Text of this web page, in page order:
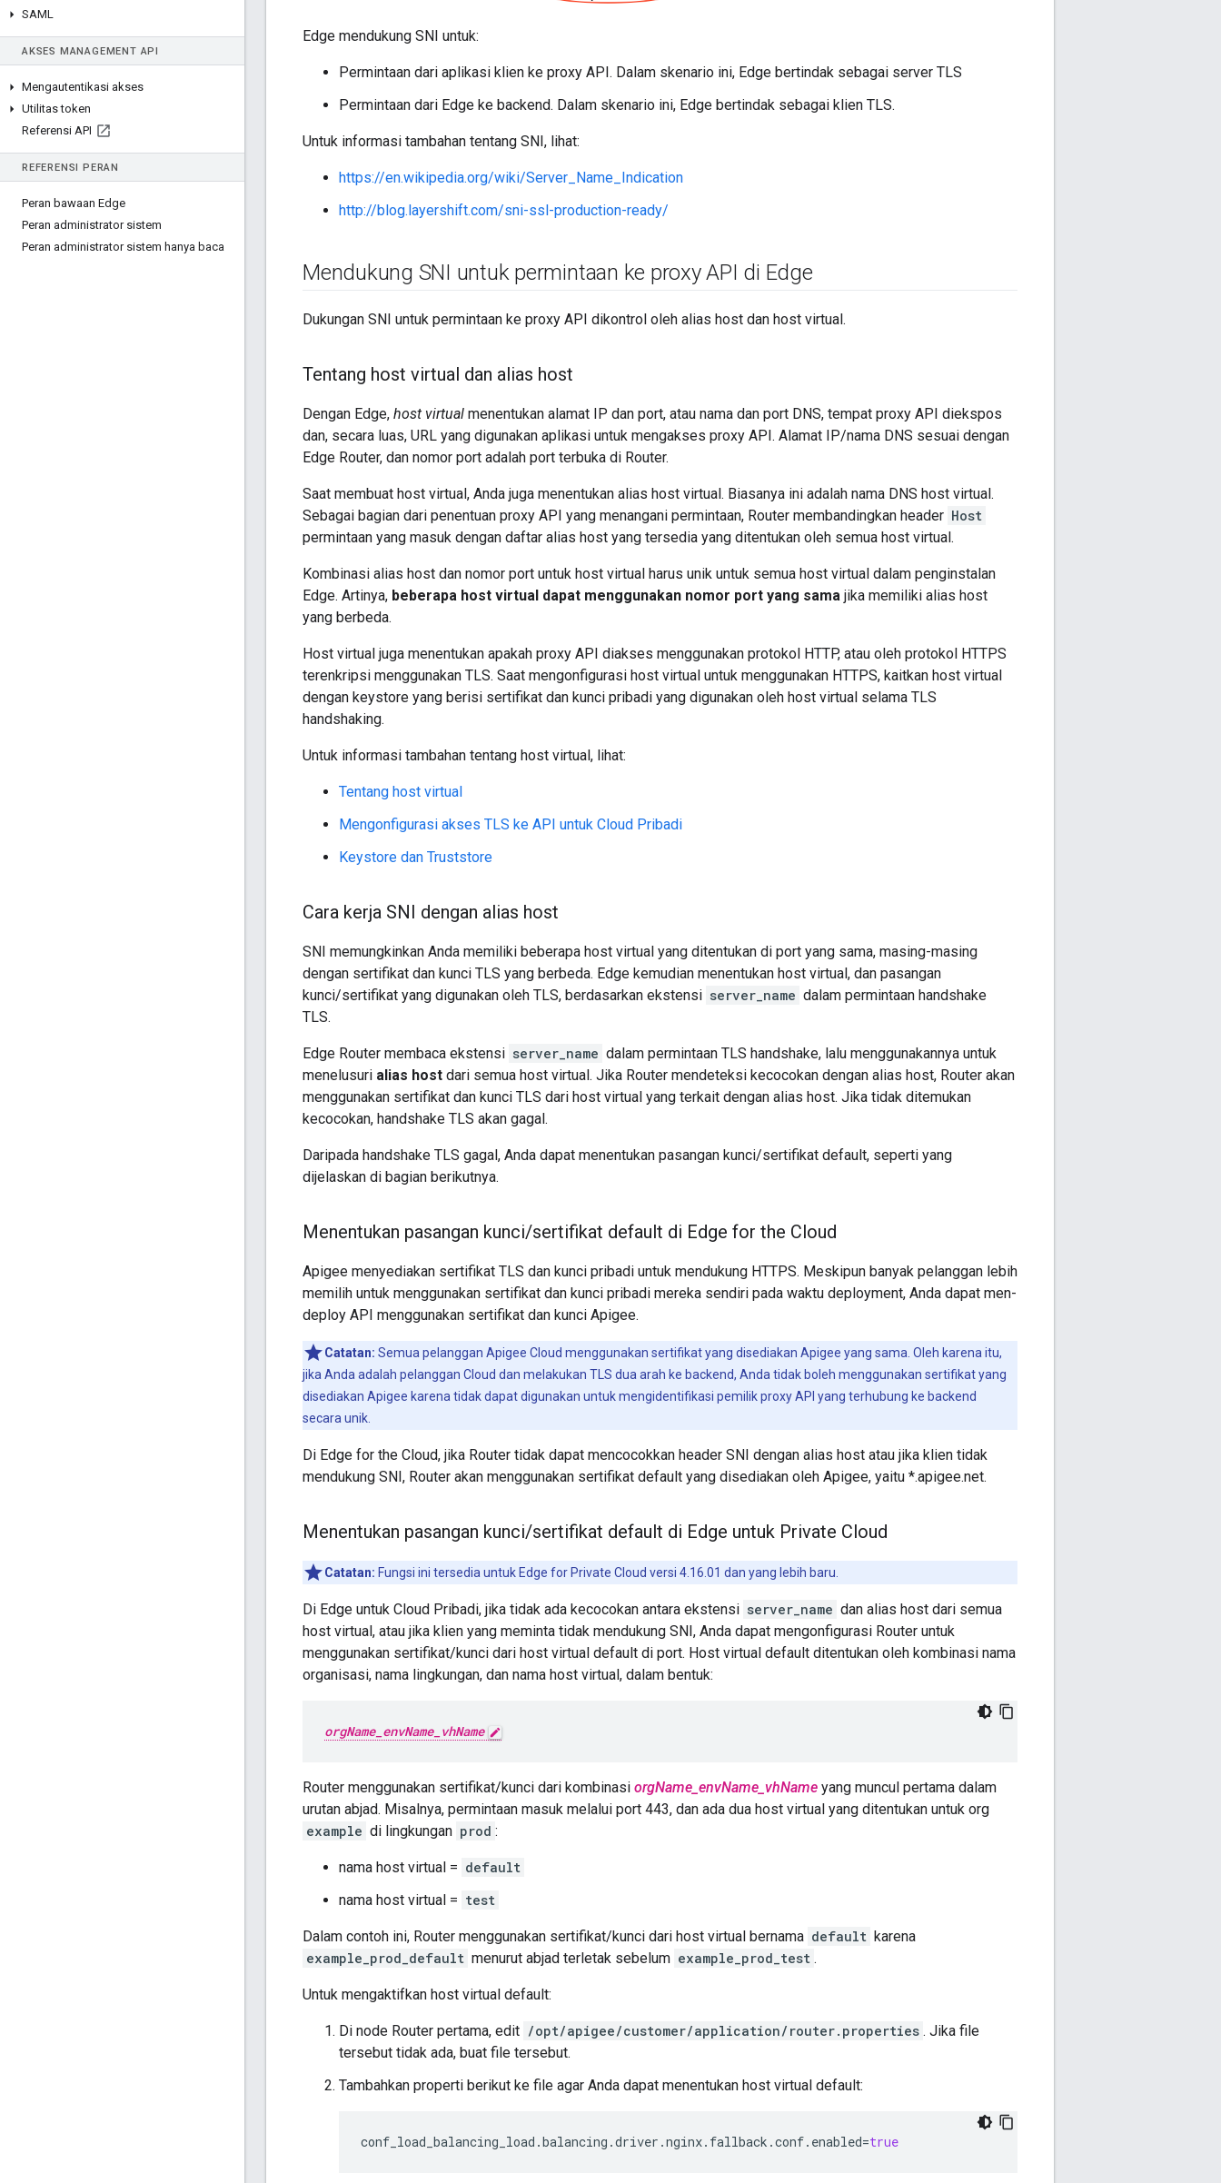
SAML
AKSES MANAGEMENT API
Mengautentikasi akses
Utilitas token
Referensi API
REFERENSI PERAN
Peran bawaan Edge
Peran administrator sistem
Peran administrator sistem hanya baca
Edge mendukung SNI untuk:
Permintaan dari aplikasi klien ke proxy API. Dalam skenario ini, Edge bertindak sebagai server TLS
Permintaan dari Edge ke backend. Dalam skenario ini, Edge bertindak sebagai klien TLS.
Untuk informasi tambahan tentang SNI, lihat:
https://en.wikipedia.org/wiki/Server_Name_Indication
http://blog.layershift.com/sni-ssl-production-ready/
Mendukung SNI untuk permintaan ke proxy API di Edge
Dukungan SNI untuk permintaan ke proxy API dikontrol oleh alias host dan host virtual.
Tentang host virtual dan alias host
Dengan Edge, host virtual menentukan alamat IP dan port, atau nama dan port DNS, tempat proxy API diekspos
dan, secara luas, URL yang digunakan aplikasi untuk mengakses proxy API. Alamat IP/nama DNS sesuai dengan
Edge Router, dan nomor port adalah port terbuka di Router.
Saat membuat host virtual, Anda juga menentukan alias host virtual. Biasanya ini adalah nama DNS host virtual.
Sebagai bagian dari penentuan proxy API yang menangani permintaan, Router membandingkan header Host
permintaan yang masuk dengan daftar alias host yang tersedia yang ditentukan oleh semua host virtual.
Kombinasi alias host dan nomor port untuk host virtual harus unik untuk semua host virtual dalam penginstalan
Edge. Artinya, beberapa host virtual dapat menggunakan nomor port yang sama jika memiliki alias host
yang berbeda.
Host virtual juga menentukan apakah proxy API diakses menggunakan protokol HTTP, atau oleh protokol HTTPS
terenkripsi menggunakan TLS. Saat mengonfigurasi host virtual untuk menggunakan HTTPS, kaitkan host virtual
dengan keystore yang berisi sertifikat dan kunci pribadi yang digunakan oleh host virtual selama TLS
handshaking.
Untuk informasi tambahan tentang host virtual, lihat:
Tentang host virtual
Mengonfigurasi akses TLS ke API untuk Cloud Pribadi
Keystore dan Truststore
Cara kerja SNI dengan alias host
SNI memungkinkan Anda memiliki beberapa host virtual yang ditentukan di port yang sama, masing-masing
dengan sertifikat dan kunci TLS yang berbeda. Edge kemudian menentukan host virtual, dan pasangan
kunci/sertifikat yang digunakan oleh TLS, berdasarkan ekstensi server_name dalam permintaan handshake
TLS.
Edge Router membaca ekstensi server_name dalam permintaan TLS handshake, lalu menggunakannya untuk
menelusuri alias host dari semua host virtual. Jika Router mendeteksi kecocokan dengan alias host, Router akan
menggunakan sertifikat dan kunci TLS dari host virtual yang terkait dengan alias host. Jika tidak ditemukan
kecocokan, handshake TLS akan gagal.
Daripada handshake TLS gagal, Anda dapat menentukan pasangan kunci/sertifikat default, seperti yang
dijelaskan di bagian berikutnya.
Menentukan pasangan kunci/sertifikat default di Edge for the Cloud
Apigee menyediakan sertifikat TLS dan kunci pribadi untuk mendukung HTTPS. Meskipun banyak pelanggan lebih
memilih untuk menggunakan sertifikat dan kunci pribadi mereka sendiri pada waktu deployment, Anda dapat men-
deploy API menggunakan sertifikat dan kunci Apigee.
Catatan: Semua pelanggan Apigee Cloud menggunakan sertifikat yang disediakan Apigee yang sama. Oleh karena itu,
jika Anda adalah pelanggan Cloud dan melakukan TLS dua arah ke backend, Anda tidak boleh menggunakan sertifikat yang
disediakan Apigee karena tidak dapat digunakan untuk mengidentifikasi pemilik proxy API yang terhubung ke backend
secara unik.
Di Edge for the Cloud, jika Router tidak dapat mencocokkan header SNI dengan alias host atau jika klien tidak
mendukung SNI, Router akan menggunakan sertifikat default yang disediakan oleh Apigee, yaitu *.apigee.net.
Menentukan pasangan kunci/sertifikat default di Edge untuk Private Cloud
Catatan: Fungsi ini tersedia untuk Edge for Private Cloud versi 4.16.01 dan yang lebih baru.
Di Edge untuk Cloud Pribadi, jika tidak ada kecocokan antara ekstensi server_name dan alias host dari semua
host virtual, atau jika klien yang meminta tidak mendukung SNI, Anda dapat mengonfigurasi Router untuk
menggunakan sertifikat/kunci dari host virtual default di port. Host virtual default ditentukan oleh kombinasi nama
organisasi, nama lingkungan, dan nama host virtual, dalam bentuk:
orgName_envName_vhName
Router menggunakan sertifikat/kunci dari kombinasi orgName_envName_vhName yang muncul pertama dalam
urutan abjad. Misalnya, permintaan masuk melalui port 443, dan ada dua host virtual yang ditentukan untuk org
example di lingkungan prod :
nama host virtual = default
nama host virtual = test
Dalam contoh ini, Router menggunakan sertifikat/kunci dari host virtual bernama default karena
example_prod_default menurut abjad terletak sebelum example_prod_test .
Untuk mengaktifkan host virtual default:
Di node Router pertama, edit /opt/apigee/customer/application/router.properties . Jika file
tersebut tidak ada, buat file tersebut.
Tambahkan properti berikut ke file agar Anda dapat menentukan host virtual default:
conf_load_balancing_load .balancing .driver .nginx. fallback .conf. enabled=true